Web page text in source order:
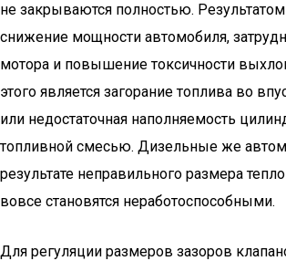
не закрываются полностью. Результатом
снижение мощности автомобиля,
мотора и повышение токсичности
этого является загорание топлива во
или недостаточная наполняемость
топливной смесью. Дизельные же
результате неправильного размера
вовсе становятся неработоспособными.
Для регуляции размеров зазоров